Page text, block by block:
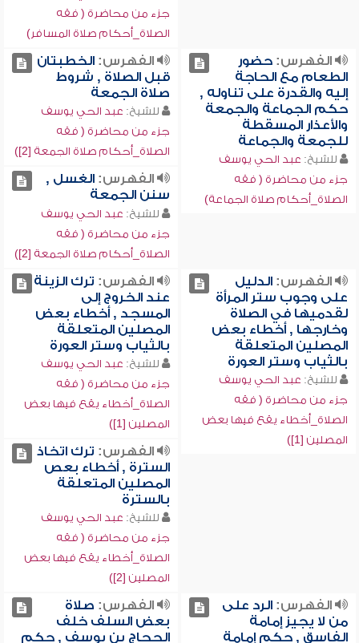
جزء من محاضرة ( فقه
الصلاة_أحكام صلاة المسافر)
الفهرس:حضور
الطعام مع الحاجة
إليه والقدرة على تناوله ,
حكم الجماعة والجمعة
والأعذار المسقطة
للجمعة والجماعة
للشيخ: عبد الحي يوسف
جزء من محاضرة ( فقه
الصلاة_أحكام صلاة الجماعة)
الفهرس:الخطبتان
قبل الصلاة , شروط
صلاة الجمعة
للشيخ: عبد الحي يوسف
جزء من محاضرة ( فقه
الصلاة_أحكام صلاة الجمعة [2])
الفهرس:الغسل ,
سنن الجمعة
للشيخ: عبد الحي يوسف
جزء من محاضرة ( فقه
الصلاة_أحكام صلاة الجمعة [2])
الفهرس:الدليل
على وجوب ستر المرأة
لقدميها في الصلاة
وخارجها , أخطاء بعض
المصلين المتعلقة
بالثياب وستر العورة
للشيخ: عبد الحي يوسف
جزء من محاضرة ( فقه
الصلاة_أخطاء يقع فيها بعض
المصلين [1])
الفهرس: ترك الزينة
عند الخروج إلى
المسجد , أخطاء بعض
المصلين المتعلقة
بالثياب وستر العورة
للشيخ: عبد الحي يوسف
جزء من محاضرة ( فقه
الصلاة_أخطاء يقع فيها بعض
المصلين [1])
الفهرس: ترك اتخاذ
السترة , أخطاء بعص
المصلين المتعلقة
بالسترة
للشيخ: عبد الحي يوسف
جزء من محاضرة ( فقه
الصلاة_أخطاء يقع فيها بعض
المصلين [2])
الفهرس:الرد على
من لا يجيز إمامة
الفاسق , حكم إمامة
الفهرس: صلاة
بعض السلف خلف
الحجاج بن يوسف , حكم